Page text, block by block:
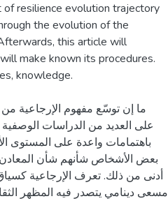
resilience evolution trajectory
the evolution of the
this article will
make known its procedures.
knowledge.
ما إن توسّع مفهوم الإرجاعية
على العديد من الدراسات
باهتمامات واعدة على المستوى
بعض الأشخاص شأنهم شأن
أدنى من ذلك. تعرف الإرجاعية
مسعى دينامي يتصدر فيه المظهر